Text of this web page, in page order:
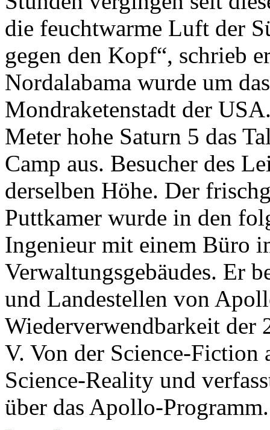
die feuchtwarme Luft der
gegen den Kopf“, schrieb
Nordalabama wurde um
Mondraketenstadt der
Meter hohe Saturn 5 das
Camp aus. Besucher des
derselben Höhe. Der
Puttkamer wurde in den
Ingenieur mit einem Büro
Verwaltungsgebäudes. Er
und Landestellen von
Wiederverwendbarkeit der
V. Von der Science-Fiction
Science-Reality und
über das Apollo-Programm.